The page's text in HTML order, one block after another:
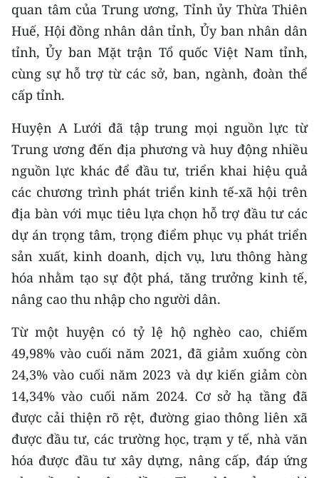
Media Y tế
Media Khoa học - Công nghệ
Media Môi trường
Infographic
TIN MỚI
TIN ĐỊA PHƯƠNG
Trung du và miền núi phía Bắc
Đồng bằng sông Hồng
Duyên hải Nam Trung Bộ và Tây
Nguyên
Đông Nam Bộ
Đồng bằng sông Cửu Long
Chuyên trang Hà Nội
quan tâm của Trung ương, Tỉnh ủy Thừa Thiên
Huế, Hội đồng nhân dân tỉnh, Ủy ban nhân dân
tỉnh, Ủy ban Mặt trận Tổ quốc Việt Nam tỉnh,
cùng sự hỗ trợ từ các sở, ban, ngành, đoàn thể
cấp tỉnh.
Huyện A Lưới đã tập trung mọi nguồn lực từ
Trung ương đến địa phương và huy động nhiều
nguồn lực khác để đầu tư, triển khai hiệu quả
các chương trình phát triển kinh tế-xã hội trên
địa bàn với mục tiêu lựa chọn hỗ trợ đầu tư các
dự án trọng tâm, trọng điểm phục vụ phát triển
sản xuất, kinh doanh, dịch vụ, lưu thông hàng
hóa nhằm tạo sự đột phá, tăng trưởng kinh tế,
nâng cao thu nhập cho người dân.
Từ một huyện có tỷ lệ hộ nghèo cao, chiếm
49,98% vào cuối năm 2021, đã giảm xuống còn
24,3% vào cuối năm 2023 và dự kiến giảm còn
14,34% vào cuối năm 2024. Cơ sở hạ tầng đã
được cải thiện rõ rệt, đường giao thông liên xã
được đầu tư, các trường học, trạm y tế, nhà văn
hóa được đầu tư xây dựng, nâng cấp, đáp ứng